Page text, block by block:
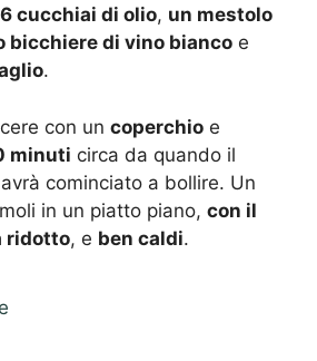
6 cucchiai di olio, un mestolo
bicchiere di vino bianco e
.
con un coperchio e
minuti circa da quando il
cominciato a bollire. Un
in un piatto piano, con il
ridotto, e ben caldi.